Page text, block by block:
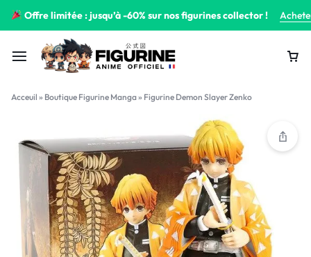
Offre limitée : jusqu’à -60% sur nos figurines collector !
Acceuil » Boutique Figurine Manga» Figurine Demon Slayer Zenko